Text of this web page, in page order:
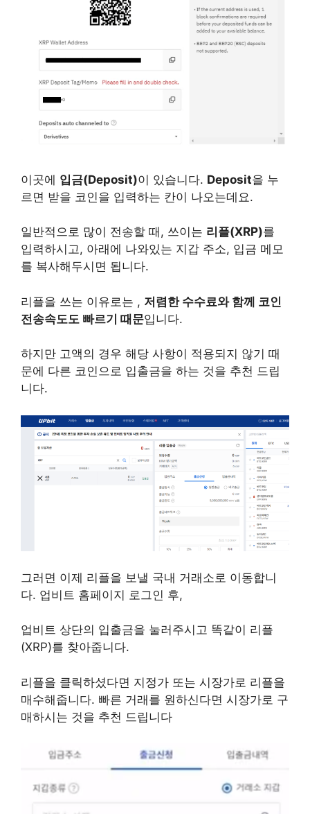
이곳에 입금(Deposit)이 있습니다. Deposit을 누
르면 받을 코인을 입력하는 칸이 나오는데요.
일반적으로 많이 전송할 때, 쓰이는 리플(XRP)를
입력하시고, 아래에 나와있는 지갑 주소, 입금 메모
를 복사해두시면 됩니다.
리플을 쓰는 이유로는 , 저렴한 수수료와 함께 코인
전송속도도 빠르기 때문입니다.
하지만 고액의 경우 해당 사항이 적용되지 않기 때
문에 다른 코인으로 입출금을 하는 것을 추천 드립
니다.
그러면 이제 리플을 보낼 국내 거래소로 이동합니
다. 업비트 홈페이지 로그인 후,
업비트 상단의 입출금을 눌러주시고 똑같이 리플
(XRP)를 찾아줍니다.
리플을 클릭하셨다면 지정가 또는 시장가로 리플을
매수해줍니다. 빠른 거래를 원하신다면 시장가로 구
매하시는 것을 추천 드립니다